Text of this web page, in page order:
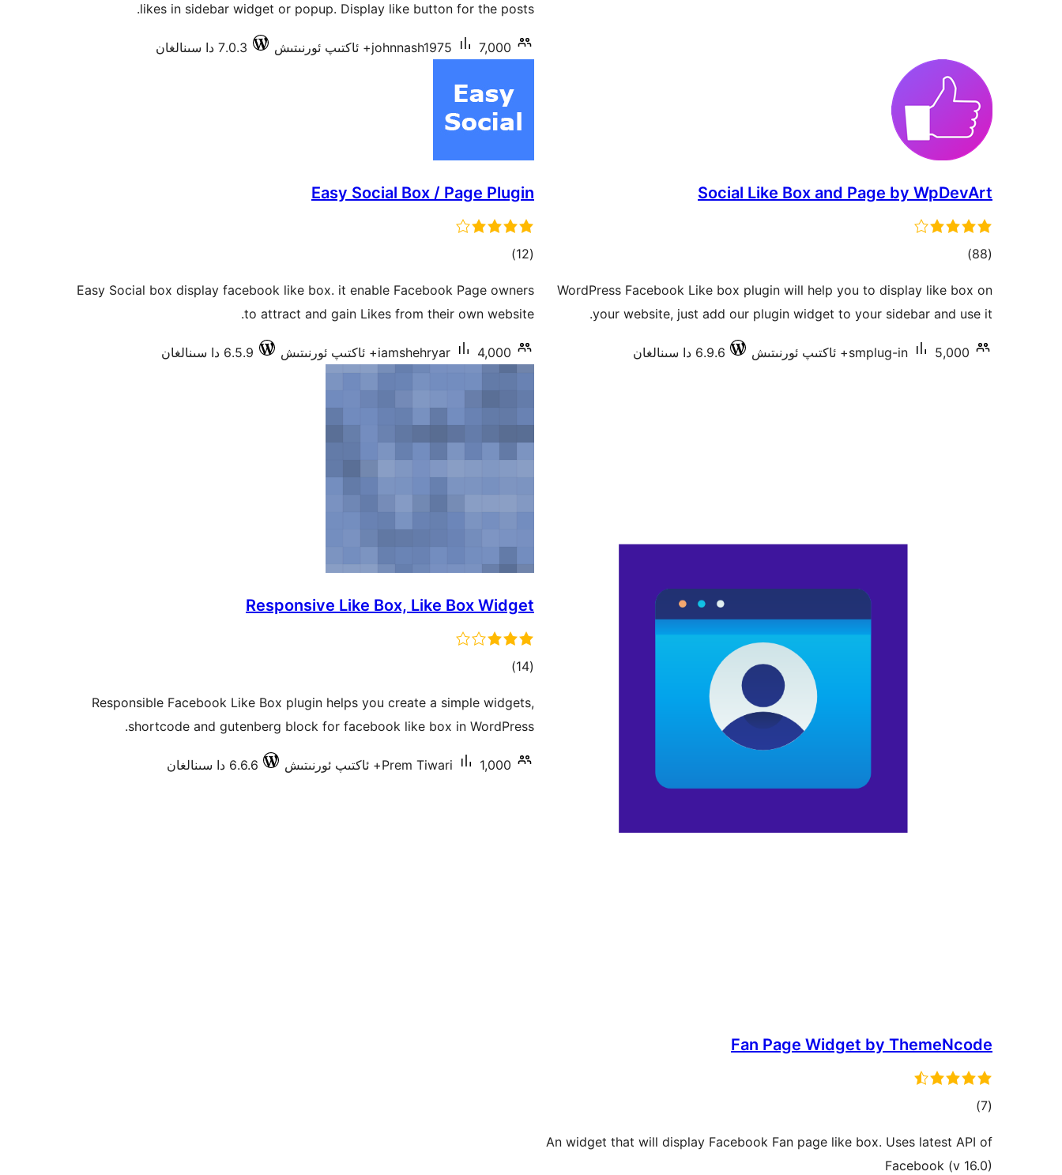
likes in sidebar widget or popup. Display like button for the posts.
johnnash1975 7,000+ ئاكتىپ ئورنىتىش 7.0.3 دا سىنالغان
Social Like Box and Page by WpDevArt
(88
ئومۇمىي)
WordPress Facebook Like box plugin will help you to display like box on
your website, just add our plugin widget to your sidebar and use it.
smplug-in 5,000+ ئاكتىپ ئورنىتىش 6.9.6 دا سىنالغان
Easy Social Box / Page Plugin
(12
ئومۇمىي)
Easy Social box display facebook like box. it enable Facebook Page owners
to attract and gain Likes from their own website.
iamshehryar 4,000+ ئاكتىپ ئورنىتىش 6.5.9 دا سىنالغان
Fan Page Widget by ThemeNcode
(7 ئومۇمىي
)
An widget that will display Facebook Fan page like box. Uses latest API of
Facebook (v 16.0)
Responsive Like Box, Like Box Widget
(14
ئومۇمىي)
Responsible Facebook Like Box plugin helps you create a simple widgets,
shortcode and gutenberg block for facebook like box in WordPress.
Prem Tiwari 1,000+ ئاكتىپ ئورنىتىش 6.6.6 دا سىنالغان